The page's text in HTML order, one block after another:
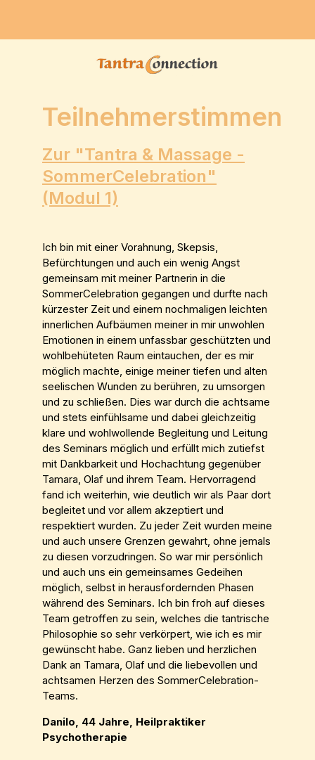
Teilnehmerstimmen
Zur "Tantra & Massage -
SommerCelebration"
(Modul 1)
Ich bin mit einer Vorahnung, Skepsis,
Befürchtungen und auch ein wenig Angst
gemeinsam mit meiner Partnerin in die
SommerCelebration gegangen und durfte nach
kürzester Zeit und einem nochmaligen leichten
innerlichen Aufbäumen meiner in mir unwohlen
Emotionen in einem unfassbar geschützten und
wohlbehüteten Raum eintauchen, der es mir
möglich machte, einige meiner tiefen und alten
seelischen Wunden zu berühren, zu umsorgen
und zu schließen. Dies war durch die achtsame
und stets einfühlsame und dabei gleichzeitig
klare und wohlwollende Begleitung und Leitung
des Seminars möglich und erfüllt mich zutiefst
mit Dankbarkeit und Hochachtung gegenüber
Tamara, Olaf und ihrem Team. Hervorragend
fand ich weiterhin, wie deutlich wir als Paar dort
begleitet und vor allem akzeptiert und
respektiert wurden. Zu jeder Zeit wurden meine
und auch unsere Grenzen gewahrt, ohne jemals
zu diesen vorzudringen. So war mir persönlich
und auch uns ein gemeinsames Gedeihen
möglich, selbst in herausfordernden Phasen
während des Seminars. Ich bin froh auf dieses
Team getroffen zu sein, welches die tantrische
Philosophie so sehr verkörpert, wie ich es mir
gewünscht habe. Ganz lieben und herzlichen
Dank an Tamara, Olaf und die liebevollen und
achtsamen Herzen des SommerCelebration-
Teams.
Danilo, 44 Jahre, Heilpraktiker
Psychotherapie